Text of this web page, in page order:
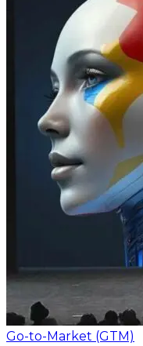
Go-to-Market (GTM)